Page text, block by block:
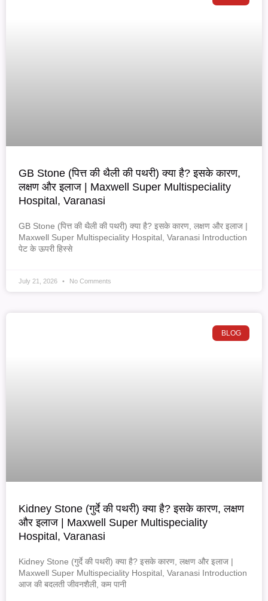
GB Stone (पित्त की थैली की पथरी) क्या है? इसके कारण,
लक्षण और इलाज | Maxwell Super Multispeciality
Hospital, Varanasi
GB Stone (पित्त की थैली की पथरी) क्या है? इसके कारण, लक्षण और इलाज |
Maxwell Super Multispeciality Hospital, Varanasi Introduction
पेट के ऊपरी हिस्से
July 21, 2026 No Comments
BLOG
Kidney Stone (गुर्दे की पथरी) क्या है? इसके कारण, लक्षण
और इलाज | Maxwell Super Multispeciality
Hospital, Varanasi
Kidney Stone (गुर्दे की पथरी) क्या है? इसके कारण, लक्षण और इलाज |
Maxwell Super Multispeciality Hospital, Varanasi Introduction
आज की बदलती जीवनशैली, कम पानी